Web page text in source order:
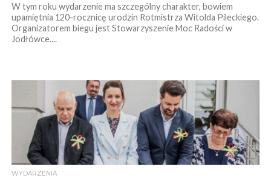
W tym roku wydarzenie ma szczególny charakter, bowiem
upamiętnia 120-rocznicę urodzin Rotmistrza Witolda Pileckiego.
Organizatorem biegu jest Stowarzyszenie Moc Radości w
Jodłówce....
WYDARZENIA